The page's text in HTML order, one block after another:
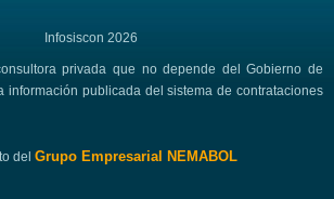
Infosiscon 2026
privada que no depende del Gobierno de
información publicada del sistema de contrataciones
del Grupo Empresarial NEMABOL